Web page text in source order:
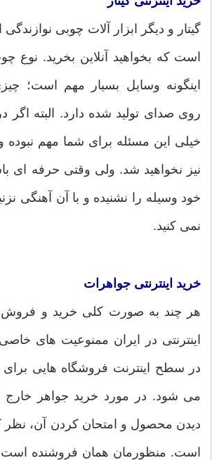
گیتار و دیگر ابزار آلات چوبی نوازندگی
است که بخواهید آنلاین بخرید. نوع
اینگونه وسایل بسیار مهم است؛
روی صدای تولید شده دارد. البته اگر
خیلی این مسئله برای شما مهم نبوده و
نیز نخواهید شد. ولی وقتی حرفه ای
خود وسیله را نشنیده و با آن آهنگی
نمی کنید.
خرید اینترنتی جواهرات
هر چند به صورت کلی خرید و
اینترنتی در ایران ممنوعیت های
در سطح اینترنت فروشگاه هایی
می شود. در مورد خرید جواهر خارج
دیدن محصول و امتحان کردن آن،
است. منظورمان همان فروشنده است